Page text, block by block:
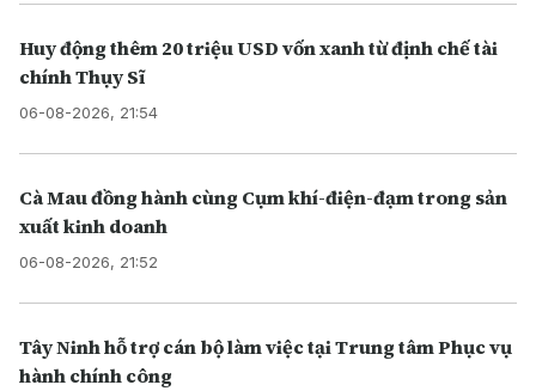
Huy động thêm 20 triệu USD vốn xanh từ định chế tài
chính Thụy Sĩ
06-08-2026, 21:54
Cà Mau đồng hành cùng Cụm khí-điện-đạm trong sản
xuất kinh doanh
06-08-2026, 21:52
Tây Ninh hỗ trợ cán bộ làm việc tại Trung tâm Phục vụ
hành chính công